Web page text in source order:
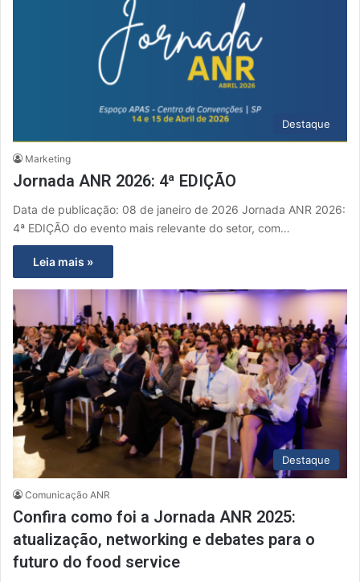
Destaque
Marketing
Jornada ANR 2026: 4ª EDIÇÃO
Data de publicação: 08 de janeiro de 2026 Jornada ANR 2026:
4ª EDIÇÃO do evento mais relevante do setor, com…
Leia mais »
Destaque
Comunicação ANR
Confira como foi a Jornada ANR 2025:
atualização, networking e debates para o
futuro do food service